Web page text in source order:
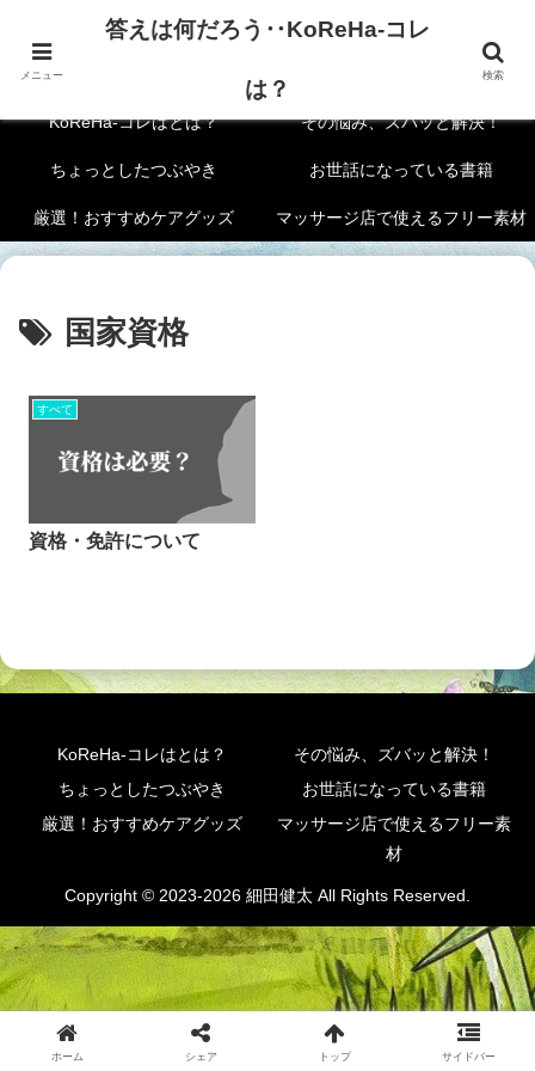
答えは何だろう‥KoReHa-コレは？
KoReHa-コレはとは？ その悩み、ズバッと解決！
ちょっとしたつぶやき お世話になっている書籍
厳選！おすすめケアグッズ マッサージ店で使えるフリー素材
国家資格
すべて
資格・免許について
KoReHa-コレはとは？
その悩み、ズバッと解決！
ちょっとしたつぶやき
お世話になっている書籍
厳選！おすすめケアグッズ
マッサージ店で使えるフリー素
材
Copyright © 2023-2026 細田健太 All Rights Reserved.
メニュー
答えは何だろう‥KoReHa-コレ
は？
検索
ホーム シェア トップ サイドバー